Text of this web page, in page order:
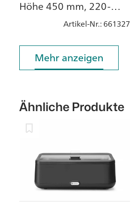
Höhe 450 mm, 220-
240V/1050WArtikel-Nr.: 661327
Mehr anzeigen
Mehr anzeigen
Ähnliche Produkte